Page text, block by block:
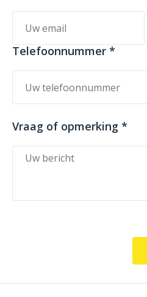
Telefoonnummer *
Vraag of opmerking *